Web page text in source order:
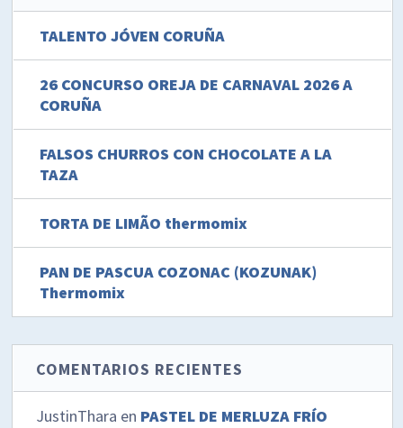
TALENTO JÓVEN CORUÑA
26 CONCURSO OREJA DE CARNAVAL 2026 A
CORUÑA
FALSOS CHURROS CON CHOCOLATE A LA
TAZA
TORTA DE LIMÃO thermomix
PAN DE PASCUA COZONAC (KOZUNAK)
Thermomix
COMENTARIOS RECIENTES
JustinThara en PASTEL DE MERLUZA FRÍO